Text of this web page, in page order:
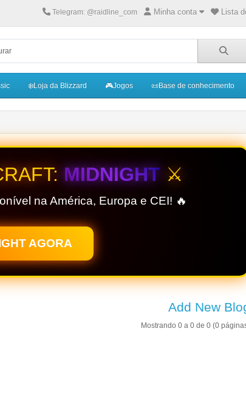
Telegram: @raidline_com Minha conta Lista
❄️Loja da Blizzard 🎮Jogos 📜Base de conhecimento
MIDNIGHT ⚔️
na América, Europa e CEI! 🔥
AGORA
Add New
Mostrando 0 a 0 de 0 (0